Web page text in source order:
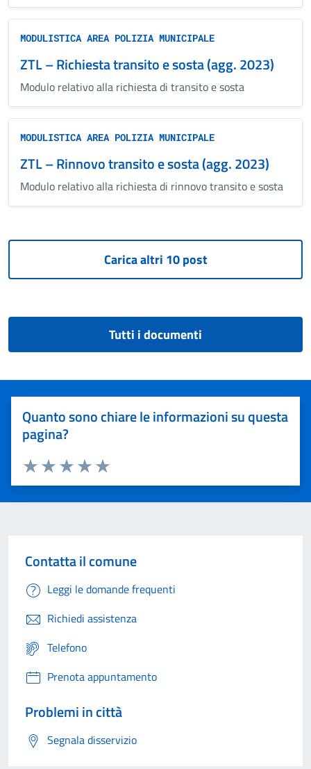
MODULISTICA AREA POLIZIA MUNICIPALE
ZTL – Richiesta transito e sosta (agg. 2023)
Modulo relativo alla richiesta di transito e sosta
MODULISTICA AREA POLIZIA MUNICIPALE
ZTL – Rinnovo transito e sosta (agg. 2023)
Modulo relativo alla richiesta di rinnovo transito e sosta
Tutti i documenti
Quanto sono chiare le informazioni su questa
pagina?
Valuta 5 stelle su 5
Valuta 4 stelle su 5
Valuta 3 stelle su 5
Valuta 2 stelle su 5
Valuta 1 stelle su 5
Contatta il comune
Leggi le domande frequenti
Richiedi assistenza
Telefono
Prenota appuntamento
Problemi in città
Segnala disservizio